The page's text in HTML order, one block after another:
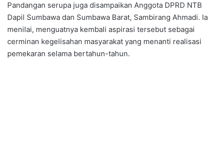
Pandangan serupa juga disampaikan Anggota DPRD NTB
Dapil Sumbawa dan Sumbawa Barat, Sambirang Ahmadi. Ia
menilai, menguatnya kembali aspirasi tersebut sebagai
cerminan kegelisahan masyarakat yang menanti realisasi
pemekaran selama bertahun-tahun.